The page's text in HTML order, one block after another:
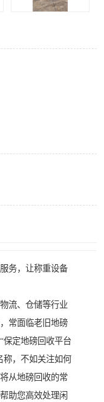
务，让称重设备
流、仓储等行业
常面临老旧地磅
保定地磅回收平台
称，不如关注如何
从地磅回收的常
助您高效处理闲